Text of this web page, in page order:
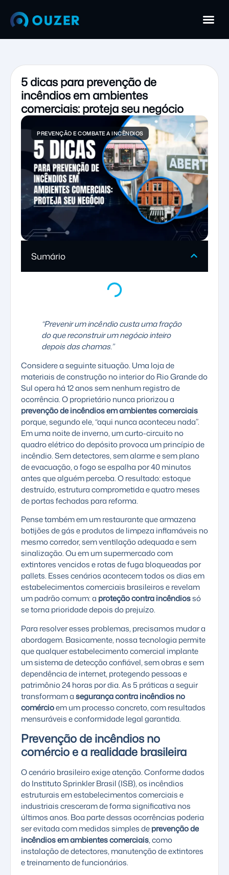
5 dicas para prevenção de
incêndios em ambientes
comerciais: proteja seu negócio
PREVENÇÃO E COMBATE A INCÊNDIOS
Sumário
“Prevenir um incêndio custa uma fração
do que reconstruir um negócio inteiro
depois das chamas.”
Considere a seguinte situação. Uma loja de
materiais de construção no interior do Rio Grande do
Sul opera há 12 anos sem nenhum registro de
ocorrência. O proprietário nunca priorizou a
prevenção de incêndios em ambientes comerciais
porque, segundo ele, “aqui nunca aconteceu nada”.
Em uma noite de inverno, um curto-circuito no
quadro elétrico do depósito provoca um princípio de
incêndio. Sem detectores, sem alarme e sem plano
de evacuação, o fogo se espalha por 40 minutos
antes que alguém perceba. O resultado: estoque
destruído, estrutura comprometida e quatro meses
de portas fechadas para reforma.
Pense também em um restaurante que armazena
botijões de gás e produtos de limpeza inflamáveis no
mesmo corredor, sem ventilação adequada e sem
sinalização. Ou em um supermercado com
extintores vencidos e rotas de fuga bloqueadas por
pallets. Esses cenários acontecem todos os dias em
estabelecimentos comerciais brasileiros e revelam
um padrão comum: a proteção contra incêndiossó
se torna prioridade depois do prejuízo.
Para resolver esses problemas, precisamos mudar a
abordagem. Basicamente, nossa tecnologia permite
que qualquer estabelecimento comercial implante
um sistema de detecção confiável, sem obras e sem
dependência de internet, protegendo pessoas e
patrimônio 24 horas por dia. As 5 práticas a seguir
transformam asegurança contra incêndios no
comércioem um processo concreto, com resultados
mensuráveis e conformidade legal garantida.
Prevenção de incêndios no
comércio e a realidade brasileira
O cenário brasileiro exige atenção. Conforme dados
doInstituto Sprinkler Brasil (ISB), os incêndios
estruturais em estabelecimentos comerciais e
industriais cresceram de forma significativa nos
últimos anos. Boa parte dessas ocorrências poderia
ser evitada com medidas simples deprevenção de
incêndios em ambientes comerciais, como
instalação de detectores, manutenção de extintores
e treinamento de funcionários.